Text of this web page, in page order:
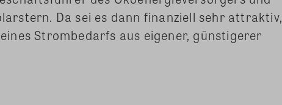
Da sei es dann finanziell sehr attraktiv,
Strombedarfs aus eigener, günstigerer